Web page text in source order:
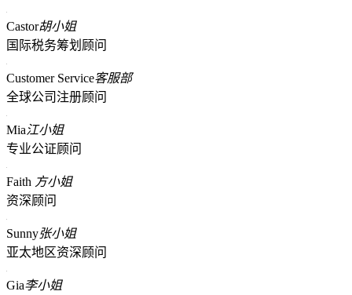
Castor胡小姐
国际税务筹划顾问
Customer Service客服部
全球公司注册顾问
Mia江小姐
专业公证顾问
Faith 方小姐
资深顾问
Sunny张小姐
亚太地区资深顾问
Gia李小姐